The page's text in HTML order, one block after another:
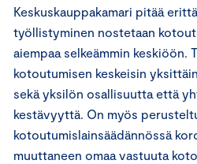
Keskuskauppakamari pitää
työllistyminen nostetaan
aiempaa selkeämmin keskiöön.
kotoutumisen keskeisin
sekä yksilön osallisuutta että
kestävyyttä. On myös
kotoutumislainsäädännössä
muuttaneen omaa vastuuta